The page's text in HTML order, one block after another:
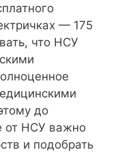
— 175
что НСУ
до
от НСУ важно
и подобрать